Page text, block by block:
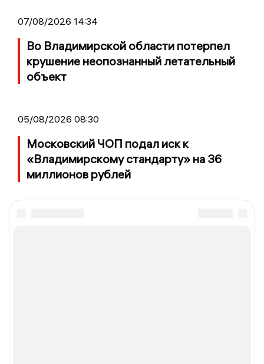
07/08/2026 14:34
Во Владимирской области потерпел
крушение неопознанный летательный
объект
05/08/2026 08:30
Московский ЧОП подал иск к
«Владимирскому стандарту» на 36
миллионов рублей